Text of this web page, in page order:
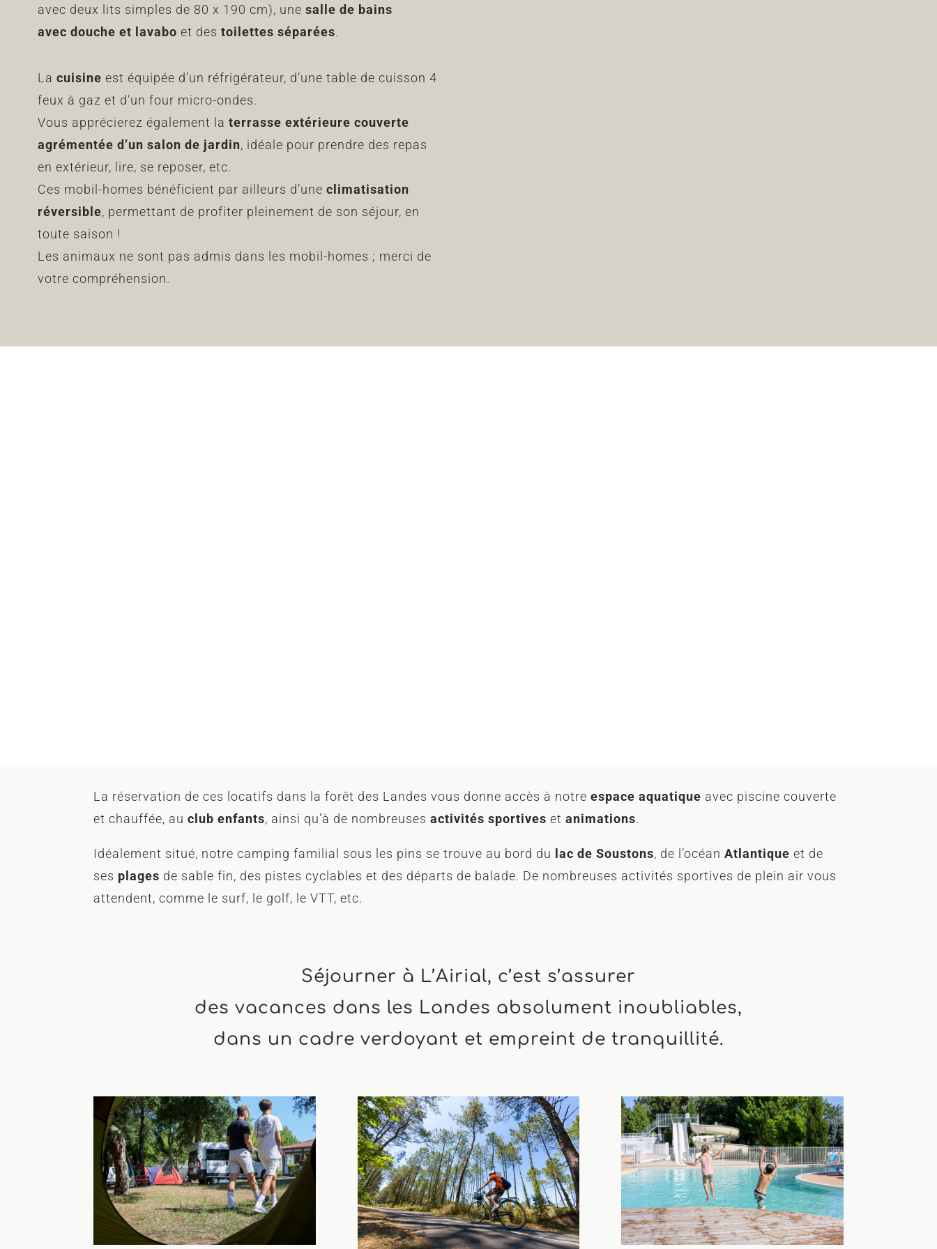
avec deux lits simples de 80 x 190 cm), une salle de bains
avec douche et lavabo et des toilettes séparées.
La cuisine est équipée d’un réfrigérateur, d’une table de cuisson 4
feux à gaz et d’un four micro-ondes.
Vous apprécierez également la terrasse extérieure couverte
agrémentée d’un salon de jardin, idéale pour prendre des repas
en extérieur, lire, se reposer, etc.
Ces mobil-homes bénéficient par ailleurs d’une climatisation
réversible, permettant de profiter pleinement de son séjour, en
toute saison !
Les animaux ne sont pas admis dans les mobil-homes ; merci de
votre compréhension.
La réservation de ces locatifs dans la forêt des Landes vous donne accès à notreespace aquatique avec piscine couverte
et chauffée, auclub enfants, ainsi qu’à de nombreusesactivités sportives etanimations.
Idéalement situé, notre camping familial sous les pins se trouve au bord du lac de Soustons, de l’océanAtlantique et de
ses plages de sable fin, des pistes cyclables et des départs de balade. De nombreuses activités sportives de plein air vous
attendent, comme le surf, le golf, le VTT, etc.
Séjourner à L’Airial, c’est s’assurer
des vacances dans les Landes absolument inoubliables,
dans un cadre verdoyant et empreint de tranquillité.